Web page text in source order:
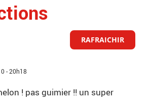
RAFRAICHIR
- 20h18
! pas guimier !! un super